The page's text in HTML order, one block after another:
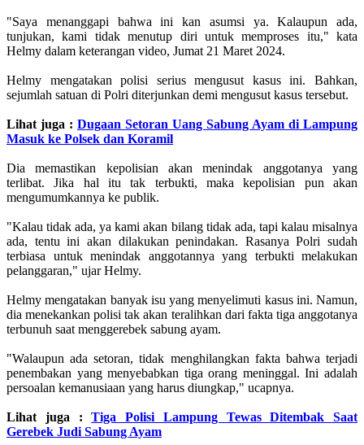
"Saya menanggapi bahwa ini kan asumsi ya. Kalaupun ada,
tunjukan, kami tidak menutup diri untuk memproses itu," kata
Helmy dalam keterangan video, Jumat 21 Maret 2024.
Helmy mengatakan polisi serius mengusut kasus ini. Bahkan,
sejumlah satuan di Polri diterjunkan demi mengusut kasus tersebut.
Lihat juga : Dugaan Setoran Uang Sabung Ayam di Lampung
Masuk ke Polsek dan Koramil
Dia memastikan kepolisian akan menindak anggotanya yang
terlibat. Jika hal itu tak terbukti, maka kepolisian pun akan
mengumumkannya ke publik.
"Kalau tidak ada, ya kami akan bilang tidak ada, tapi kalau misalnya
ada, tentu ini akan dilakukan penindakan. Rasanya Polri sudah
terbiasa untuk menindak anggotannya yang terbukti melakukan
pelanggaran," ujar Helmy.
Helmy mengatakan banyak isu yang menyelimuti kasus ini. Namun,
dia menekankan polisi tak akan teralihkan dari fakta tiga anggotanya
terbunuh saat menggerebek sabung ayam.
"Walaupun ada setoran, tidak menghilangkan fakta bahwa terjadi
penembakan yang menyebabkan tiga orang meninggal. Ini adalah
persoalan kemanusiaan yang harus diungkap," ucapnya.
Lihat juga :Tiga Polisi Lampung Tewas Ditembak Saat
Gerebek Judi Sabung Ayam